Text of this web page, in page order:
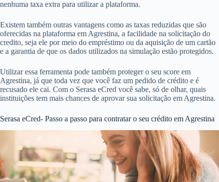
nenhuma taxa extra para utilizar a plataforma.
Existem também outras vantagens como as taxas reduzidas que são
oferecidas na plataforma em Agrestina, a facilidade na solicitação do
credito, seja ele por meio do empréstimo ou da aquisição de um cartão
e a garantia de que os dados utilizados na simulação estão protegidos.
Utilizar essa ferramenta pode também proteger o seu score em
Agrestina, já que toda vez que você faz um pedido de crédito e é
recusado ele cai. Com o Serasa eCred você sabe, só de olhar, quais
instituições tem mais chances de aprovar sua solicitação em Agrestina.
Serasa eCred- Passo a passo para contratar o seu crédito em Agrestina